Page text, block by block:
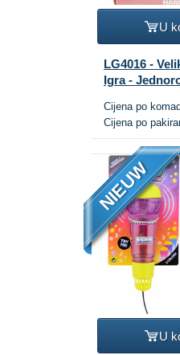
U
LG4016 -
Igra -
Cijena po
Cijena po
NIEUW
U